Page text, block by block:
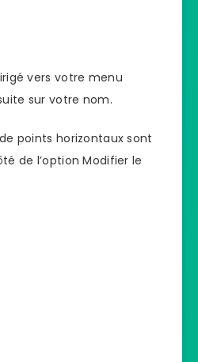
vers votre menu
sur votre nom.
points horizontaux sont
de l’option Modifier le